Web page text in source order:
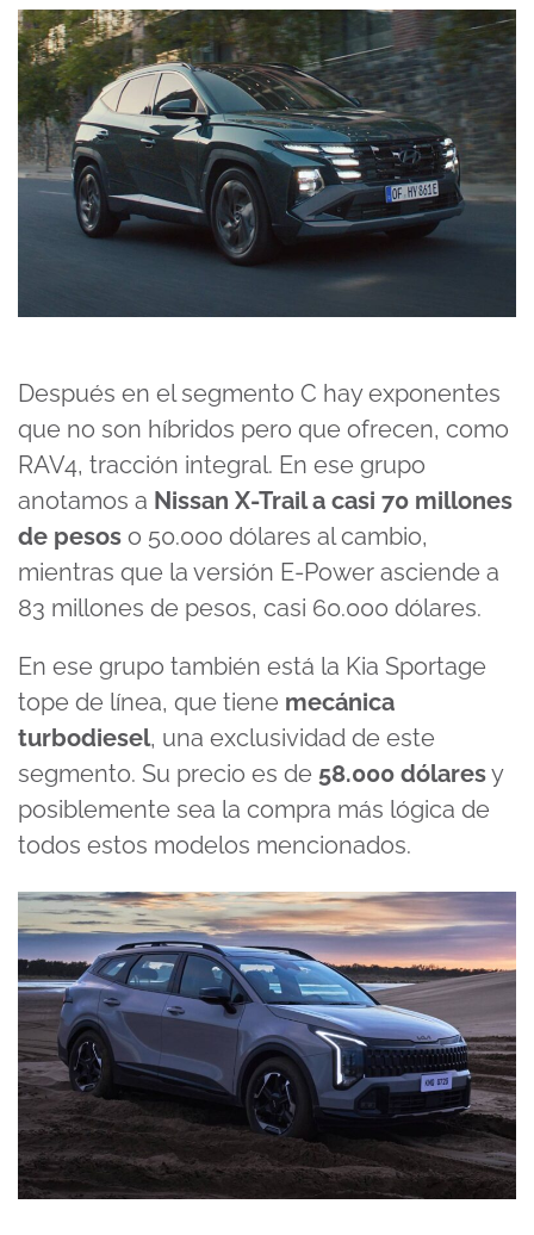
Después en el segmento C hay exponentes
que no son híbridos pero que ofrecen, como
RAV4, tracción integral. En ese grupo
anotamos a Nissan X-Trail a casi 70 millones
de pesos o 50.000 dólares al cambio,
mientras que la versión E-Power asciende a
83 millones de pesos, casi 60.000 dólares.
En ese grupo también está la Kia Sportage
tope de línea, que tiene mecánica
turbodiesel, una exclusividad de este
segmento. Su precio es de 58.000 dólaresy
posiblemente sea la compra más lógica de
todos estos modelos mencionados.